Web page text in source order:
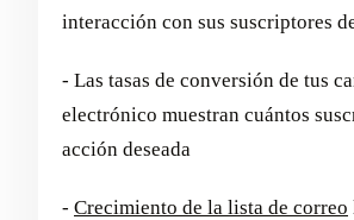
interacción con sus suscriptores
- Las tasas de conversión de tus
electrónico muestran cuántos
acción deseada
- Crecimiento de la lista de correo